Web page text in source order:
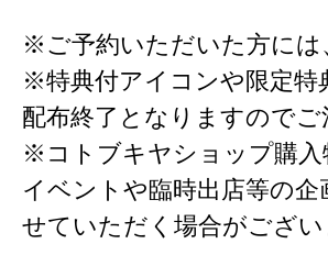
※ご予約いただいた方に
※特典付アイコンや限定特
配布終了となりますので
※コトブキヤショップ購入
イベントや臨時出店等の
せていただく場合がござい